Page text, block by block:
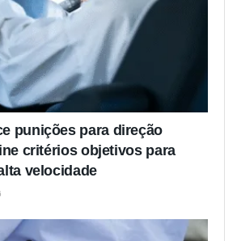
punições para direção
critérios objetivos para
velocidade